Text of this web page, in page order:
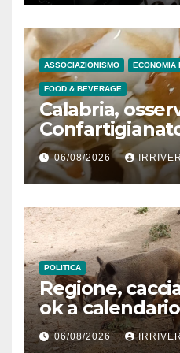
lucrando
popolare e
“poveri” e 9
persone
per presunto
600mila €
ASSOCIAZIONISMO ECONOMIA
FOOD & BEVERAGE
Calabria,
comparto
laboratori
artigiani
06/08/2026
POLITICA
Regione,
ok a
06/08/2026